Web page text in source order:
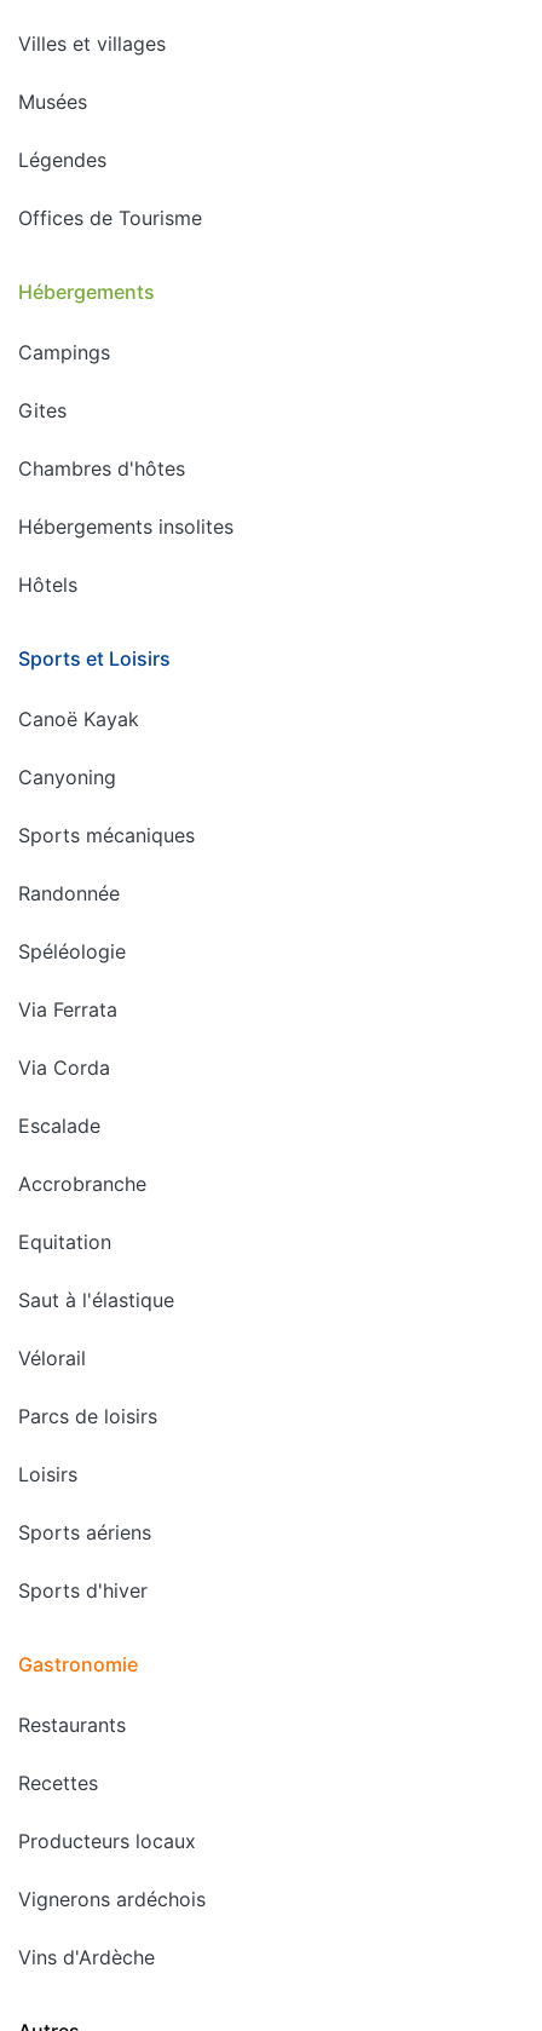
Villes et villages
Musées
Légendes
Offices de Tourisme
Hébergements
Campings
Gites
Chambres d'hôtes
Hébergements insolites
Hôtels
Sports et Loisirs
Canoë Kayak
Canyoning
Sports mécaniques
Randonnée
Spéléologie
Via Ferrata
Via Corda
Escalade
Accrobranche
Equitation
Saut à l'élastique
Vélorail
Parcs de loisirs
Loisirs
Sports aériens
Sports d'hiver
Gastronomie
Restaurants
Recettes
Producteurs locaux
Vignerons ardéchois
Vins d'Ardèche